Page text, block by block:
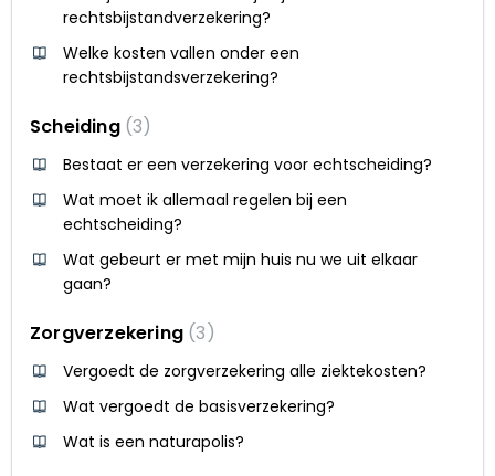
rechtsbijstandverzekering?
Welke kosten vallen onder een
rechtsbijstandsverzekering?
Scheiding 3
Bestaat er een verzekering voor echtscheiding?
Wat moet ik allemaal regelen bij een
echtscheiding?
Wat gebeurt er met mijn huis nu we uit elkaar
gaan?
Zorgverzekering 3
Vergoedt de zorgverzekering alle ziektekosten?
Wat vergoedt de basisverzekering?
Wat is een naturapolis?